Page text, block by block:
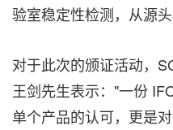
验室稳定性检测，从源
对于此次的颁证活动，
王剑先生表示："一份
单个产品的认可，更是